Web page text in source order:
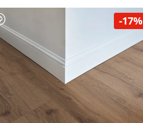
-17%